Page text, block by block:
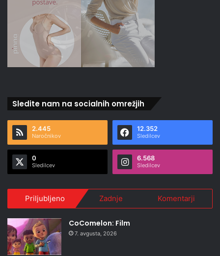
Sledite nam na socialnih omrežjih
2.445
Naročnikov
12.352
Sledilcev
0
Sledilcev
6.568
Sledilcev
Priljubljeno Zadnje Komentarji
CoComelon: Film
7. avgusta, 2026